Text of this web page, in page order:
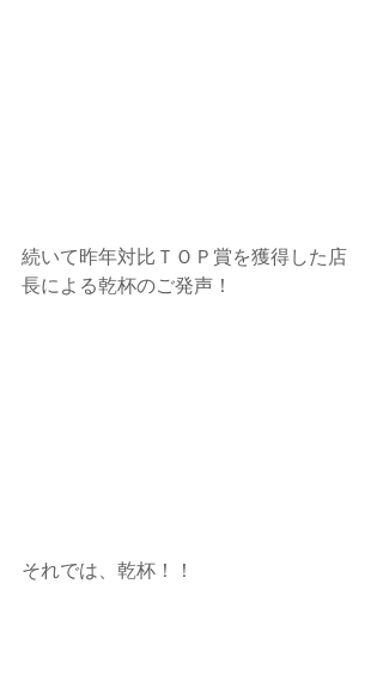
続いて昨年対比ＴＯＰ賞を獲得した店
長による乾杯のご発声！
それでは、乾杯！！